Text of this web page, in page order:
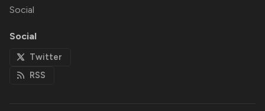
Social
Social
Twitter
RSS